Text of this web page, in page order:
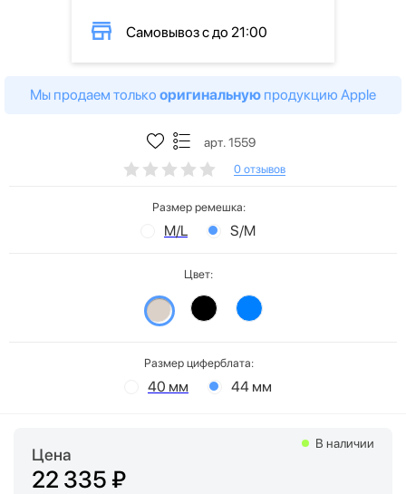
Самовывоз с до 21:00
Мы продаем только оригинальную продукцию Apple
арт. 1559
0 отзывов
Размер ремешка:
M/L S/M
Цвет:
Размер циферблата:
40 мм 44 мм
Цена
22 335 ₽
В наличии